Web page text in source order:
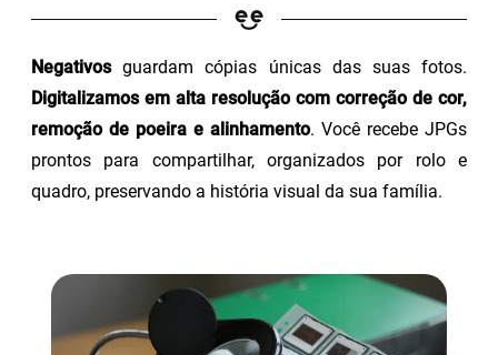
Negativosguardam cópias únicas das suas fotos.
Digitalizamos em alta resolução com correção de cor,
remoção de poeira e alinhamento. Você recebe JPGs
prontos para compartilhar, organizados por rolo e
quadro, preservando a história visual da sua família.